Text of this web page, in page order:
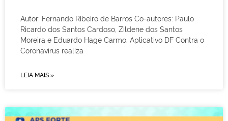
Autor: Fernando Ribeiro de Barros Co-autores: Paulo
Ricardo dos Santos Cardoso, Zildene dos Santos
Moreira e Eduardo Hage Carmo. Aplicativo DF Contra o
Coronavírus realiza
LEIA MAIS »